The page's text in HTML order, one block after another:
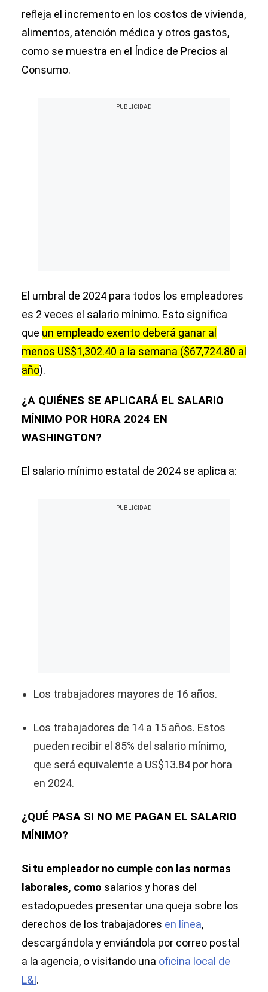
refleja el incremento en los costos de vivienda,
alimentos, atención médica y otros gastos,
como se muestra en el Índice de Precios al
Consumo.
El umbral de 2024 para todos los empleadores
es 2 veces el salario mínimo. Esto significa
que un empleado exento deberá ganar al
menos US$1,302.40 a la semana ($67,724.80 al
año).
¿A QUIÉNES SE APLICARÁ EL SALARIO
MÍNIMO POR HORA 2024 EN
WASHINGTON?
El salario mínimo estatal de 2024 se aplica a:
Los trabajadores mayores de 16 años.
Los trabajadores de 14 a 15 años. Estos
pueden recibir el 85% del salario mínimo,
que será equivalente a US$13.84 por hora
en 2024.
¿QUÉ PASA SI NO ME PAGAN EL SALARIO
MÍNIMO?
Si tu empleador no cumple con las normas
laborales, como salarios y horas del
estado,puedes presentar una queja sobre los
derechos de los trabajadores en línea,
descargándola y enviándola por correo postal
a la agencia, o visitando una oficina local de
L&I.